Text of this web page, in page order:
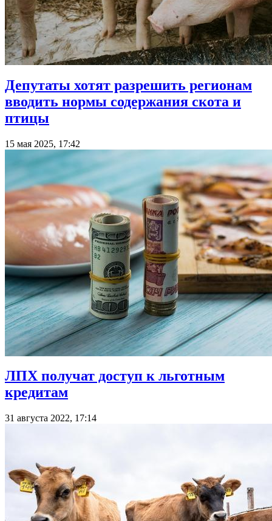
Депутаты хотят разрешить регионам
вводить нормы содержания скота и
птицы
15 мая 2025, 17:42
ЛПХ получат доступ к льготным
кредитам
31 августа 2022, 17:14